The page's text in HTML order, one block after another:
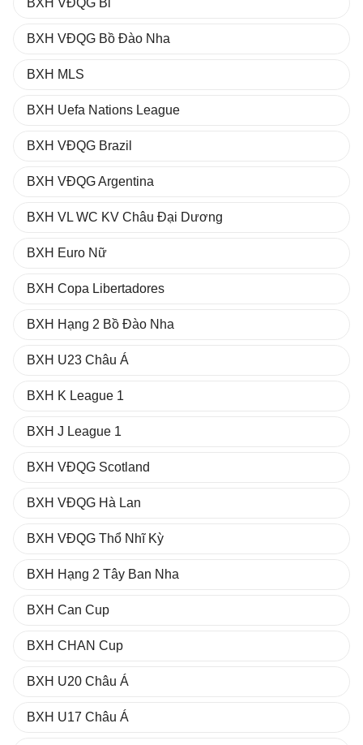
BXH VĐQG Bỉ
BXH VĐQG Bồ Đào Nha
BXH MLS
BXH Uefa Nations League
BXH VĐQG Brazil
BXH VĐQG Argentina
BXH VL WC KV Châu Đại Dương
BXH Euro Nữ
BXH Copa Libertadores
BXH Hạng 2 Bồ Đào Nha
BXH U23 Châu Á
BXH K League 1
BXH J League 1
BXH VĐQG Scotland
BXH VĐQG Hà Lan
BXH VĐQG Thổ Nhĩ Kỳ
BXH Hạng 2 Tây Ban Nha
BXH Can Cup
BXH CHAN Cup
BXH U20 Châu Á
BXH U17 Châu Á